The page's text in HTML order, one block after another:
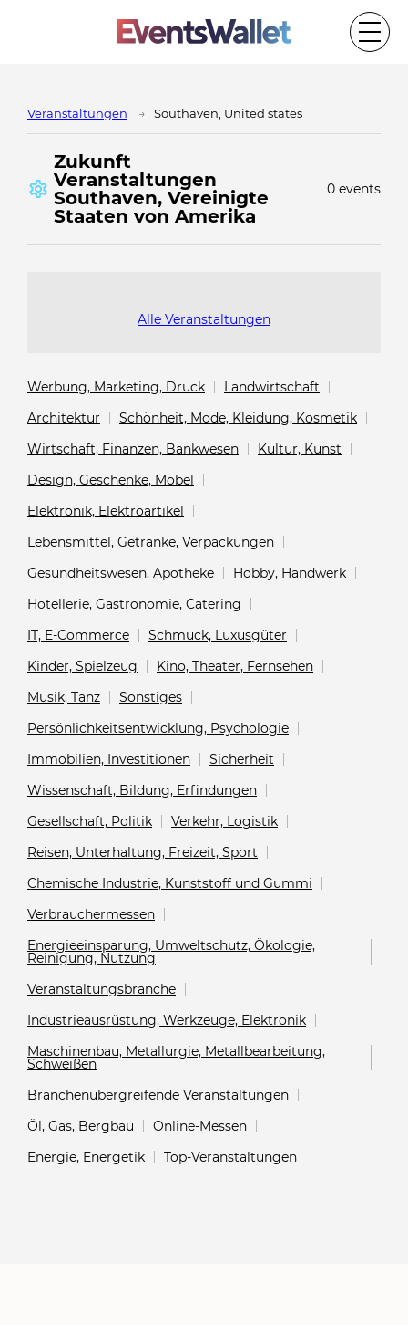
Veranstaltungen Southaven, United states
Zukunft
Veranstaltungen
Southaven, Vereinigte
Staaten von Amerika
0 events
Alle Veranstaltungen
Werbung, Marketing, Druck
Landwirtschaft
Architektur
Schönheit, Mode, Kleidung, Kosmetik
Wirtschaft, Finanzen, Bankwesen
Kultur, Kunst
Design, Geschenke, Möbel
Elektronik, Elektroartikel
Lebensmittel, Getränke, Verpackungen
Gesundheitswesen, Apotheke
Hobby, Handwerk
Hotellerie, Gastronomie, Catering
IT, E-Commerce
Schmuck, Luxusgüter
Kinder, Spielzeug
Kino, Theater, Fernsehen
Musik, Tanz
Sonstiges
Persönlichkeitsentwicklung, Psychologie
Immobilien, Investitionen
Sicherheit
Wissenschaft, Bildung, Erfindungen
Gesellschaft, Politik
Verkehr, Logistik
Reisen, Unterhaltung, Freizeit, Sport
Chemische Industrie, Kunststoff und Gummi
Verbrauchermessen
Energieeinsparung, Umweltschutz, Ökologie,
Reinigung, Nutzung
Veranstaltungsbranche
Industrieausrüstung, Werkzeuge, Elektronik
Maschinenbau, Metallurgie, Metallbearbeitung,
Schweißen
Branchenübergreifende Veranstaltungen
Öl, Gas, Bergbau
Online-Messen
Energie, Energetik
Top-Veranstaltungen